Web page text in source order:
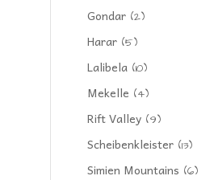
Gondar (2)
Harar (5)
Lalibela (10)
Mekelle (4)
Rift Valley (9)
Scheibenkleister (13)
Simien Mountains (6)